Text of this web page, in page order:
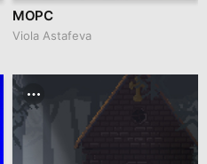
МОРС
Viola Astafeva